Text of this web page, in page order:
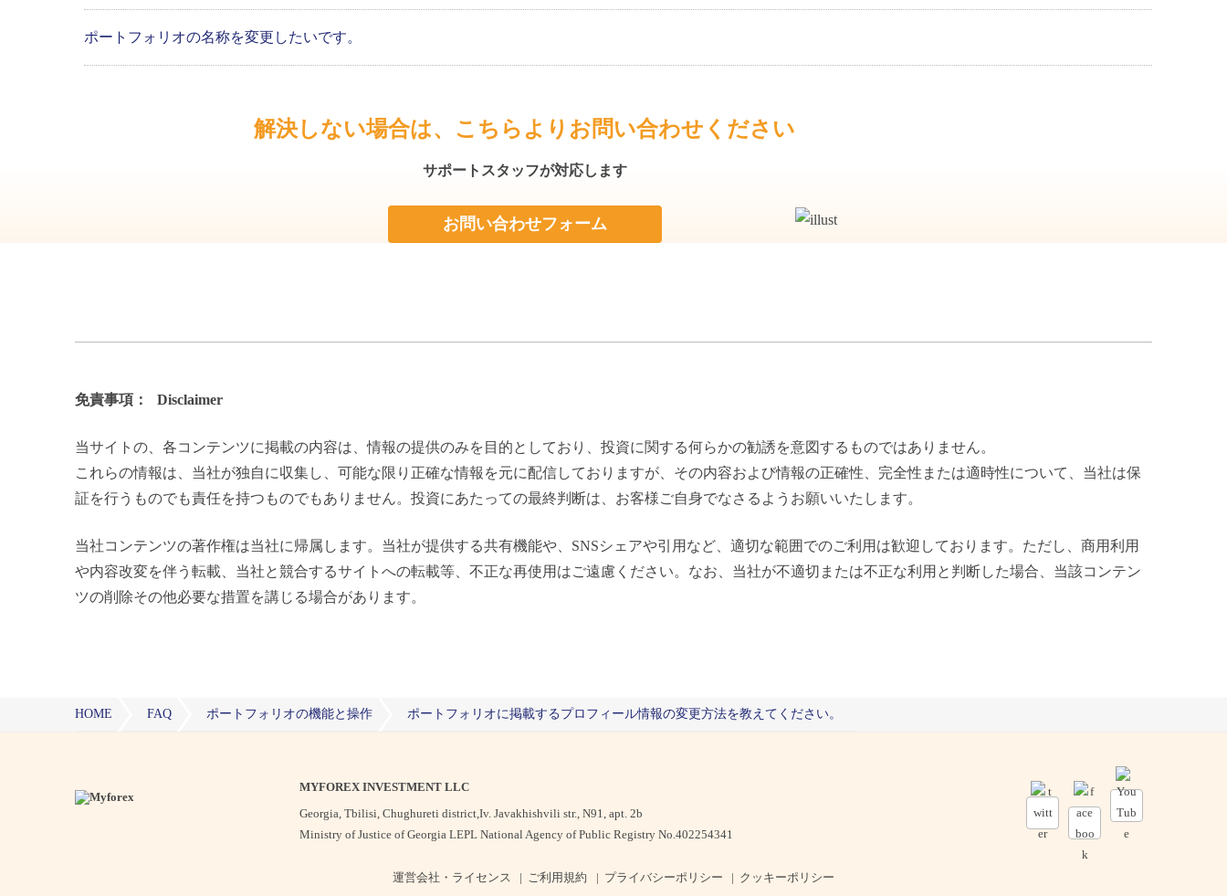
ポートフォリオの名称を変更したいです。
解決しない場合は、 こちらよりお問い合わせください
サポートスタッフが対応します
お問い合わせフォーム
免責事項： Disclaimer
当サイトの、各コンテンツに掲載の内容は、情報の提供のみを目的としており、投資に関する何らかの勧誘を意図するものではありません。
これらの情報は、当社が独自に収集し、可能な限り正確な情報を元に配信しておりますが、その内容および情報の正確性、完全性または適時性について、当社は保
証を行うものでも責任を持つものでもありません。投資にあたっての最終判断は、お客様ご自身でなさるようお願いいたします。
当社コンテンツの著作権は当社に帰属します。当社が提供する共有機能や、SNSシェアや引用など、適切な範囲でのご利用は歓迎しております。ただし、商用利用
や内容改変を伴う転載、当社と競合するサイトへの転載等、不正な再使用はご遠慮ください。なお、当社が不適切または不正な利用と判断した場合、当該コンテン
ツの削除その他必要な措置を講じる場合があります。
HOME FAQ ポートフォリオの機能と操作 ポートフォリオに掲載するプロフィール情報の変更方法を教えてください。
MYFOREX INVESTMENT LLC
Georgia, Tbilisi, Chughureti district, Iv. Javakhishvili str., N91, apt. 2b
Ministry of Justice of Georgia LEPL National Agency of Public Registry No.402254341
運営会社・ライセンス ご利用規約 プライバシーポリシー クッキーポリシー